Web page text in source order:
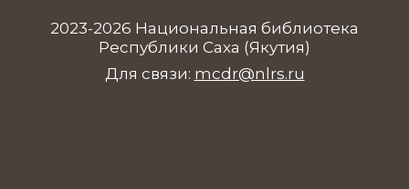
2023-2026 Национальная библиотека
Республики Саха (Якутия)
Для связи: mcdr@nlrs.ru